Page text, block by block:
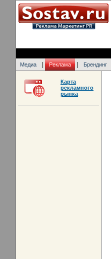
Медиа Реклама Брендинг
Карта
рекламного
рынка